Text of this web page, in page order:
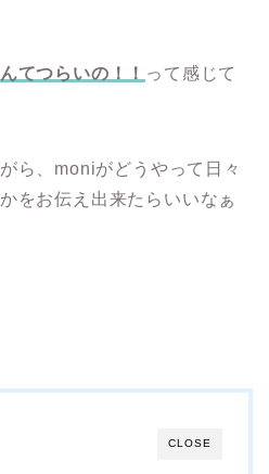
てつらいの！！ って感じて
ら、moniがどうやって日々
をお伝え出来たらいいなぁ
CLOSE